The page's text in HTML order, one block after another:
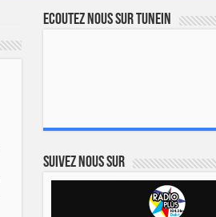
Ecoutez nous sur TuneIn
Suivez nous sur